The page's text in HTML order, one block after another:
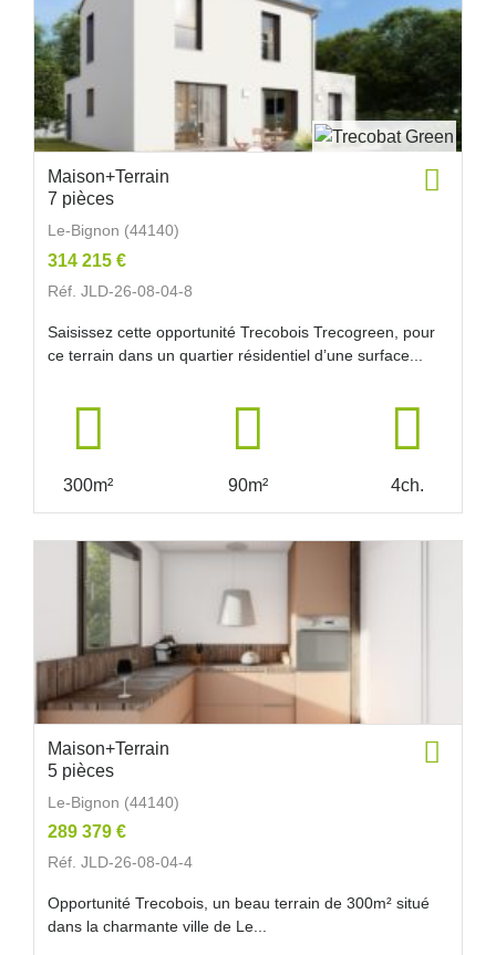
Maison+Terrain
7 pièces
Le-Bignon (44140)
314 215 €
Réf. JLD-26-08-04-8
Saisissez cette opportunité Trecobois Trecogreen, pour
ce terrain dans un quartier résidentiel d’une surface...
300m² 90m² 4ch.
Maison+Terrain
5 pièces
Le-Bignon (44140)
289 379 €
Réf. JLD-26-08-04-4
Opportunité Trecobois, un beau terrain de 300m² situé
dans la charmante ville de Le...